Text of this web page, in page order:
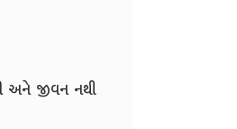
અને જીવન નથી